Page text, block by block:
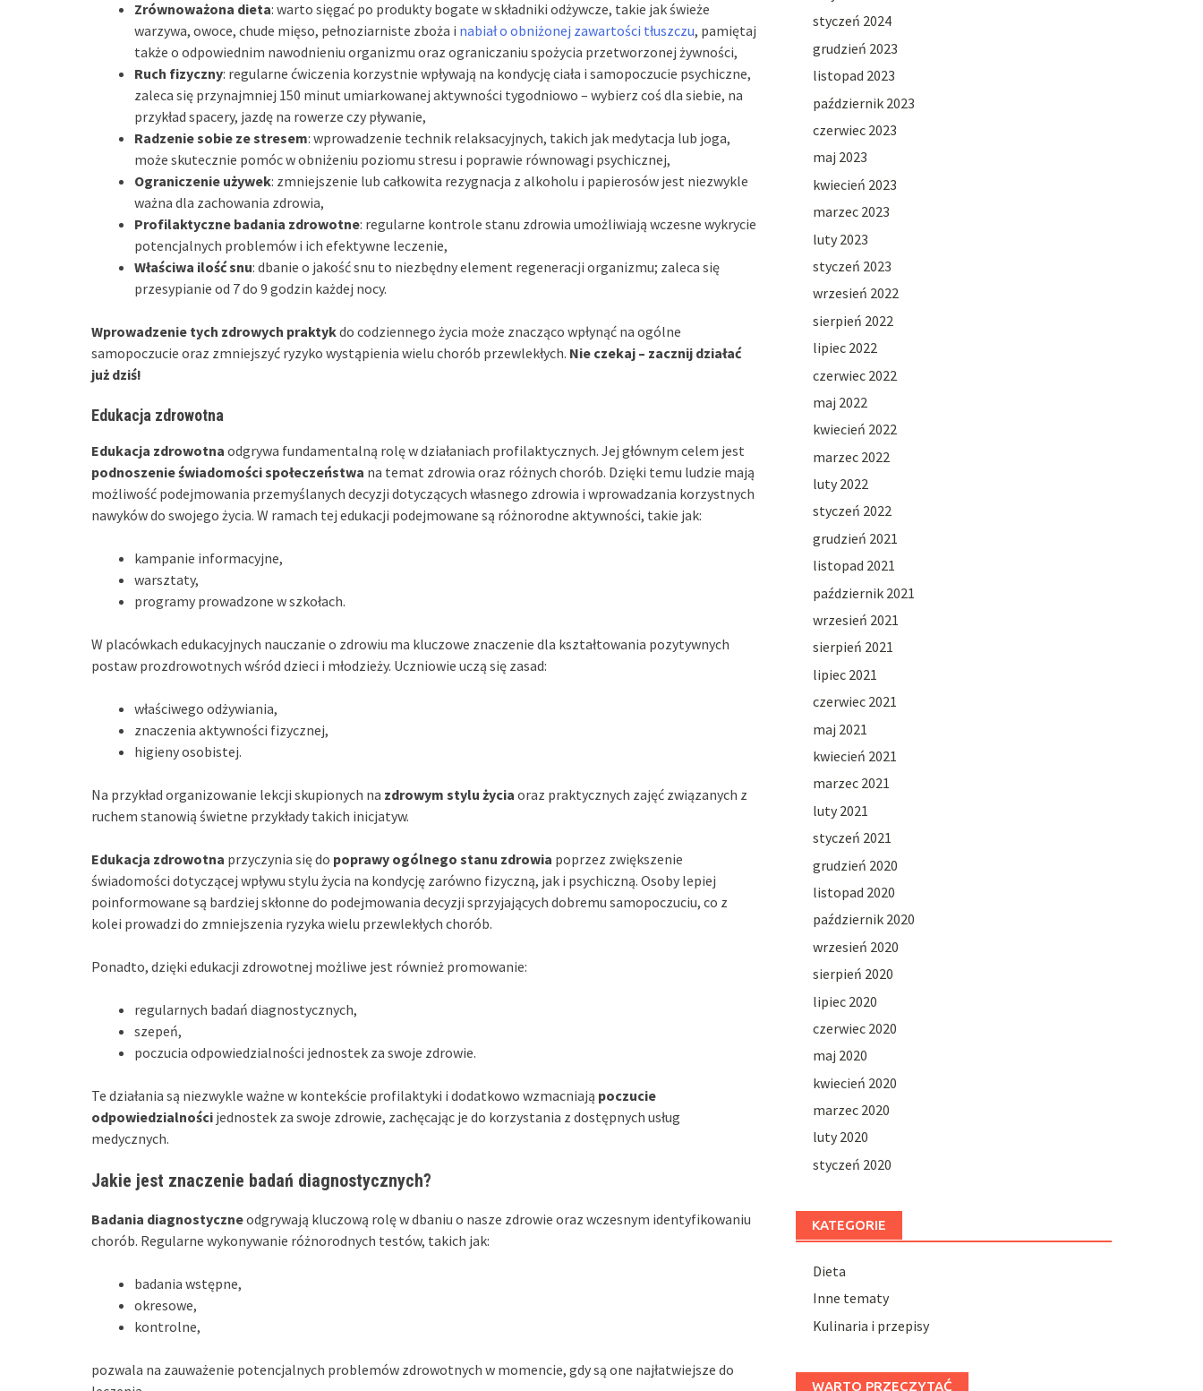
Zrównoważona dieta: warto sięgać po produkty bogate w składniki odżywcze, takie jak świeże
warzywa, owoce, chude mięso, pełnoziarniste zboża i nabiał o obniżonej zawartości tłuszczu, pamiętaj
także o odpowiednim nawodnieniu organizmu oraz ograniczaniu spożycia przetworzonej żywności,
Ruch fizyczny: regularne ćwiczenia korzystnie wpływają na kondycję ciała i samopoczucie psychiczne,
zaleca się przynajmniej 150 minut umiarkowanej aktywności tygodniowo – wybierz coś dla siebie, na
przykład spacery, jazdę na rowerze czy pływanie,
Radzenie sobie ze stresem: wprowadzenie technik relaksacyjnych, takich jak medytacja lub joga,
może skutecznie pomóc w obniżeniu poziomu stresu i poprawie równowagi psychicznej,
Ograniczenie używek: zmniejszenie lub całkowita rezygnacja z alkoholu i papierosów jest niezwykle
ważna dla zachowania zdrowia,
Profilaktyczne badania zdrowotne: regularne kontrole stanu zdrowia umożliwiają wczesne wykrycie
potencjalnych problemów i ich efektywne leczenie,
Właściwa ilość snu: dbanie o jakość snu to niezbędny element regeneracji organizmu; zaleca się
przesypianie od 7 do 9 godzin każdej nocy.
Wprowadzenie tych zdrowych praktykdo codziennego życia może znacząco wpłynąć na ogólne
samopoczucie oraz zmniejszyć ryzyko wystąpienia wielu chorób przewlekłych. Nie czekaj – zacznij działać
już dziś!
Edukacja zdrowotna
Edukacja zdrowotna odgrywa fundamentalną rolę w działaniach profilaktycznych. Jej głównym celem jest
podnoszenie świadomości społeczeństwa na temat zdrowia oraz różnych chorób. Dzięki temu ludzie mają
możliwość podejmowania przemyślanych decyzji dotyczących własnego zdrowia i wprowadzania korzystnych
nawyków do swojego życia. W ramach tej edukacji podejmowane są różnorodne aktywności, takie jak:
kampanie informacyjne,
warsztaty,
programy prowadzone w szkołach.
W placówkach edukacyjnych nauczanie o zdrowiu ma kluczowe znaczenie dla kształtowania pozytywnych
postaw prozdrowotnych wśród dzieci i młodzieży. Uczniowie uczą się zasad:
właściwego odżywiania,
znaczenia aktywności fizycznej,
higieny osobistej.
Na przykład organizowanie lekcji skupionych na zdrowym stylu życia oraz praktycznych zajęć związanych z
ruchem stanowią świetne przykłady takich inicjatyw.
Edukacja zdrowotna przyczynia się do poprawy ogólnego stanu zdrowia poprzez zwiększenie
świadomości dotyczącej wpływu stylu życia na kondycję zarówno fizyczną, jak i psychiczną. Osoby lepiej
poinformowane są bardziej skłonne do podejmowania decyzji sprzyjających dobremu samopoczuciu, co z
kolei prowadzi do zmniejszenia ryzyka wielu przewlekłych chorób.
Ponadto, dzięki edukacji zdrowotnej możliwe jest również promowanie:
regularnych badań diagnostycznych,
szepeń,
poczucia odpowiedzialności jednostek za swoje zdrowie.
Te działania są niezwykle ważne w kontekście profilaktyki i dodatkowo wzmacniają poczucie
odpowiedzialności jednostek za swoje zdrowie, zachęcając je do korzystania z dostępnych usług
medycznych.
Jakie jest znaczenie badań diagnostycznych?
Badania diagnostyczneodgrywają kluczową rolę w dbaniu o nasze zdrowie oraz wczesnym identyfikowaniu
chorób. Regularne wykonywanie różnorodnych testów, takich jak:
badania wstępne,
okresowe,
kontrolne,
pozwala na zauważenie potencjalnych problemów zdrowotnych w momencie, gdy są one najłatwiejsze do
styczeń 2024
grudzień 2023
listopad 2023
październik 2023
czerwiec 2023
maj 2023
kwiecień 2023
marzec 2023
luty 2023
styczeń 2023
wrzesień 2022
sierpień 2022
lipiec 2022
czerwiec 2022
maj 2022
kwiecień 2022
marzec 2022
luty 2022
styczeń 2022
grudzień 2021
listopad 2021
październik 2021
wrzesień 2021
sierpień 2021
lipiec 2021
czerwiec 2021
maj 2021
kwiecień 2021
marzec 2021
luty 2021
styczeń 2021
grudzień 2020
listopad 2020
październik 2020
wrzesień 2020
sierpień 2020
lipiec 2020
czerwiec 2020
maj 2020
kwiecień 2020
marzec 2020
luty 2020
styczeń 2020
KATEGORIE
Dieta
Inne tematy
Kulinaria i przepisy
WARTO PRZECZYTAĆ